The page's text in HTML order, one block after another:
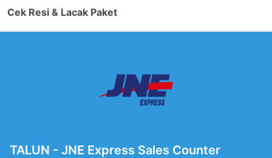
Cek Resi & Lacak Paket
TALUN - JNE Express Sales Counter